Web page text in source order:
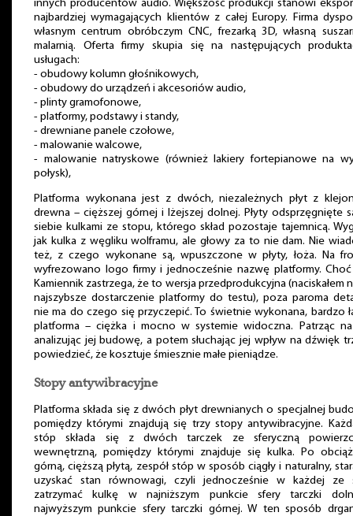
innych producentów audio. Większość produkcji stanowi
najbardziej wymagających klientów z całej Europy. Firma
własnym centrum obróbczym CNC, frezarką 3D, własną
malarnią. Oferta firmy skupia się na następujących
usługach:
- obudowy kolumn głośnikowych,
- obudowy do urządzeń i akcesoriów audio,
- plinty gramofonowe,
- platformy, podstawy i standy,
- drewniane panele czołowe,
- malowanie walcowe,
- malowanie natryskowe (również lakiery fortepianowe na
połysk),
Platforma wykonana jest z dwóch, niezależnych płyt z
drewna – cięższej górnej i lżejszej dolnej. Płyty odsprzęgnięte
siebie kulkami ze stopu, którego skład pozostaje tajemnicą.
jak kulka z węgliku wolframu, ale głowy za to nie dam. Nie
też, z czego wykonane są, wpuszczone w płyty, łoża. Na
wyfrezowano logo firmy i jednocześnie nazwę platformy.
Kamiennik zastrzega, że to wersja przedprodukcyjna (naciskałem
najszybsze dostarczenie platformy do testu), poza paroma
nie ma do czego się przyczepić. To świetnie wykonana, bardzo
platforma – ciężka i mocno w systemie widoczna. Patrząc
analizując jej budowę, a potem słuchając jej wpływ na dźwięk
powiedzieć, że kosztuje śmiesznie małe pieniądze.
Stopy antywibracyjne
Platforma składa się z dwóch płyt drewnianych o specjalnej
pomiędzy którymi znajdują się trzy stopy antywibracyjne.
stóp składa się z dwóch tarczek ze sferyczną
wewnętrzną, pomiędzy którymi znajduje się kulka. Po
górną, cięższą płytą, zespół stóp w sposób ciągły i naturalny,
uzyskać stan równowagi, czyli jednocześnie w każdej ze
zatrzymać kulkę w najniższym punkcie sfery tarczki
najwyższym punkcie sfery tarczki górnej. W ten sposób